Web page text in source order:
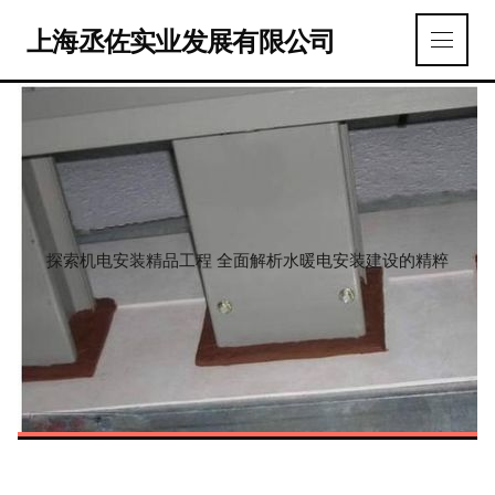
上海丞佐实业发展有限公司
探索机电安装精品工程 全面解析水暖电安装建设的精粹